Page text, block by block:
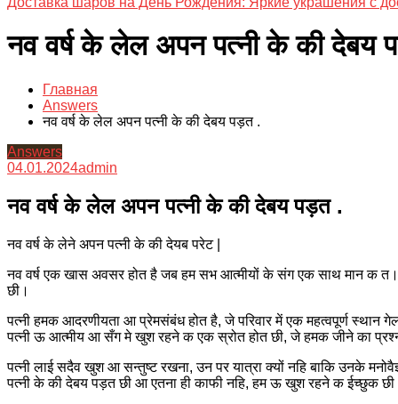
नव वर्ष के लेल अपन पत्नी के की देबय
Главная
Answers
नव वर्ष के लेल अपन पत्नी के की देबय पड़त .
Answers
04.01.2024admin
नव वर्ष के लेल अपन पत्नी के की देबय पड़त .
नव वर्ष के लेने अपन पत्नी के की देयब परेट |
नव वर्ष एक खास अवसर होत है जब हम सभ आत्मीयों के संग एक साथ मान क
छी।
पत्नी हमक आदरणीयता आ प्रेमसंबंध होत है, जे परिवार में एक महत्वपूर्ण स्थान
पत्नी ऊ आत्मीय आ सँग मे खुश रहने क एक स्रोत होत छी, जे हमक जीने का
पत्नी लाई सदैव खुश आ सन्तुष्ट रखना, उन पर यात्रा क्यों नहि बाकि उनके
पत्नी के की देबय पड़त छी आ एतना ही काफी नहि, हम ऊ खुश रहने क ईच्छुक